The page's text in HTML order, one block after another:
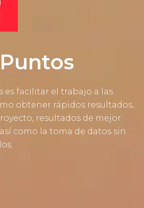
es facilitar el trabajo a las
obtener rápidos resultados,
resultados de mejor
como la toma de datos sin